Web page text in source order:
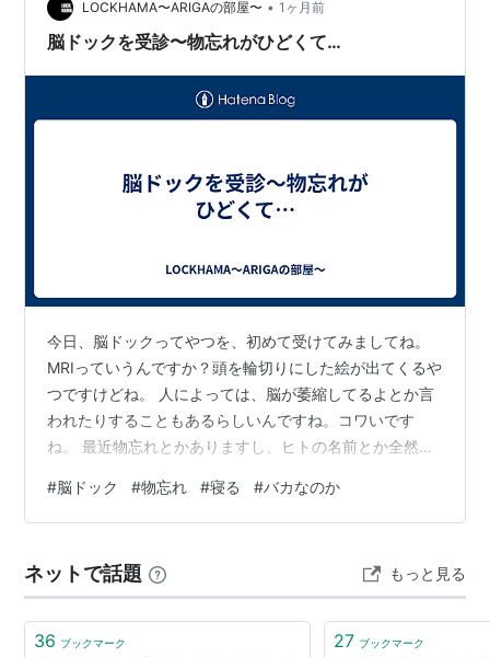
画像診断
頭部MRI検査
脳神経外科か、脳神経内科のある医療機関
LOCKHAMA〜ARIGAの部屋〜 • 1ヶ月前
脳ドックを受診〜物忘れがひどくて…
今日、脳ドックってやつを、初めて受けてみましてね。
MRIっていうんですか？頭を輪切りにした絵が出てくるや
つですけどね。 人によっては、脳が萎縮してるよとか言
われたりすることもあるらしいんですね。コワいです
ね。 最近物忘れとかありますし、ヒトの名前とか全然出
ね。だから心配なのは心配。 しょうがないから受診しま
したよ。台に寝かされてはいるんだけど、頭がなんとも
し、こんな音じゃ眠りはしねえなと思ってたら、あっさ
り眠りましたけどね〜。 あの雑音の中に静寂を見いだし
ましたよ。係の人に聞いたら検査時間は10…
#脳ドック #物忘れ #寝る #バカなのか
ネットで話題 もっと見る
36 ブックマーク 27 ブックマーク